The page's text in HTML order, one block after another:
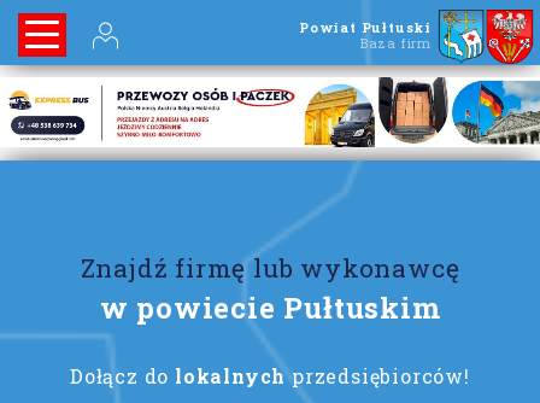
Powiat Pułtuski
Baza firm
Znajdź firmę lub wykonawcę
w powiecie Pułtuskim
Dołącz do lokalnych przedsiębiorców!